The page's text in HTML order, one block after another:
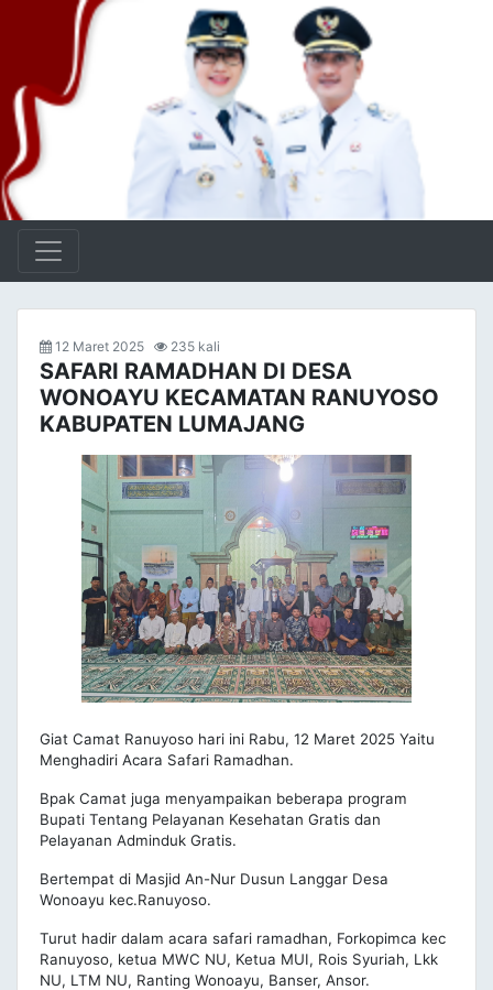
12 Maret 2025 235 kali
SAFARI RAMADHAN DI DESA
WONOAYU KECAMATAN RANUYOSO
KABUPATEN LUMAJANG
Giat Camat Ranuyoso hari ini Rabu, 12 Maret 2025 Yaitu
Menghadiri Acara Safari Ramadhan.
Bpak Camat juga menyampaikan beberapa program
Bupati Tentang Pelayanan Kesehatan Gratis dan
Pelayanan Adminduk Gratis.
Bertempat di Masjid An-Nur Dusun Langgar Desa
Wonoayu kec.Ranuyoso.
Turut hadir dalam acara safari ramadhan, Forkopimca kec
Ranuyoso, ketua MWC NU, Ketua MUI, Rois Syuriah, Lkk
NU, LTM NU, Ranting Wonoayu, Banser, Ansor.